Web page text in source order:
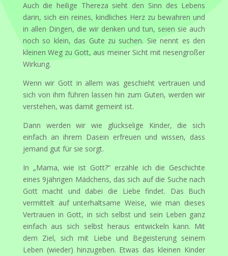
Auch die heilige Thereza sieht den Sinn des Lebens
darin, sich ein reines, kindliches Herz zu bewahren und
in allen Dingen, die wir denken und tun, seien sie auch
noch so klein, das Gute zu suchen. Sie nennt es den
kleinen Weg zu Gott, aus meiner Sicht mit riesengroßer
Wirkung.
Wenn wir Gott in allem was geschieht vertrauen und
sich von ihm führen lassen hin zum Guten, werden wir
verstehen, was damit gemeint ist.
Dann werden wir wie glückselige Kinder, die sich
einfach an ihrem Dasein erfreuen und wissen, dass
jemand gut für sie sorgt.
In „Mama, wie ist Gott?“ erzähle ich die Geschichte
eines 9jährigen Mädchens, das sich auf die Suche nach
Gott macht und dabei die Liebe findet. Das Buch
vermittelt auf unterhaltsame Weise, wie man dieses
Vertrauen in Gott, in sich selbst und sein Leben ganz
einfach aus sich selbst heraus entwickeln kann. Mit
dem Ziel, sich mit Liebe und Begeisterung seinem
Leben (wieder) hinzugeben. Etwas das kleinen Kinder